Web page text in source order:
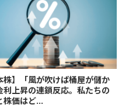
株】「風が吹けば桶屋が儲か
利上昇の連鎖反応。私たちの
株価はど...